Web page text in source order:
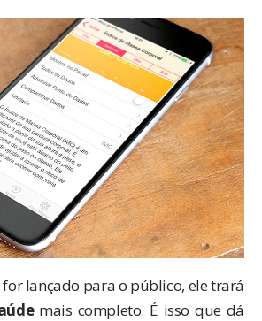
for lançado para o público, ele trará
mais completo. É isso que dá